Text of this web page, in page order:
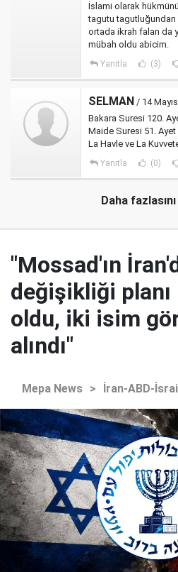
İslami olarak
tagutu tagutluğundan
ortada ikrah falan da
mübah oldu abicim.
Yanıtla (3)
SELMAN / 14
Bakara Suresi 120.
Maide Suresi 51. Ayet
La Havle ve La
Yanıtla (0)
Daha
"Mossad'ın
değişikliği planı
oldu, iki isim
alındı"
Mepa News > İran-ABD-